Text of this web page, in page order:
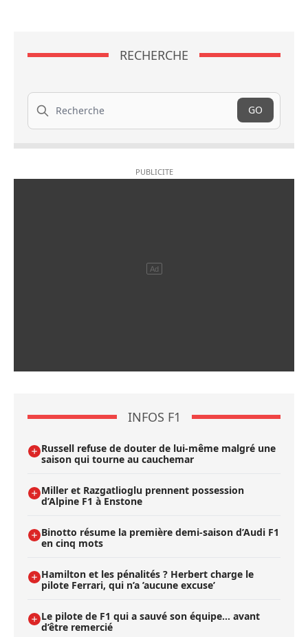
RECHERCHE
Recherche
GO
INFOS F1
Russell refuse de douter de lui-même malgré une
saison qui tourne au cauchemar
Miller et Razgatlioglu prennent possession
d’Alpine F1 à Enstone
Binotto résume la première demi-saison d’Audi F1
en cinq mots
Hamilton et les pénalités ? Herbert charge le
pilote Ferrari, qui n’a ’aucune excuse’
Le pilote de F1 qui a sauvé son équipe… avant
d’être remercié